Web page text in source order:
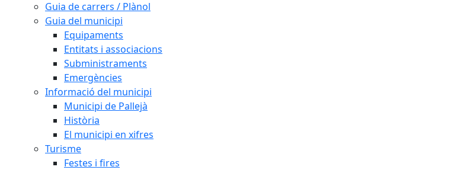
Guia de carrers / Plànol
Guia del municipi
Equipaments
Entitats i associacions
Subministraments
Emergències
Informació del municipi
Municipi de Pallejà
Història
El municipi en xifres
Turisme
Festes i fires